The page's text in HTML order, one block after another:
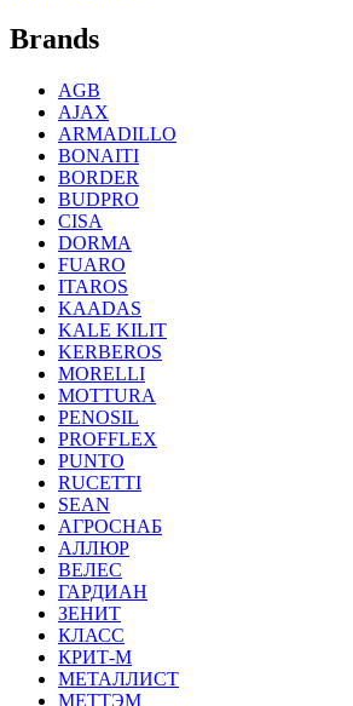
Brands
AGB
AJAX
ARMADILLO
BONAITI
BORDER
BUDPRO
CISA
DORMA
FUARO
ITAROS
KAADAS
KALE KILIT
KERBEROS
MORELLI
MOTTURA
PENOSIL
PROFFLEX
PUNTO
RUCETTI
SEAN
АГРОСНАБ
АЛЛЮР
ВЕЛЕС
ГАРДИАН
ЗЕНИТ
КЛАСС
КРИТ-М
МЕТАЛЛИСТ
МЕТТЭМ